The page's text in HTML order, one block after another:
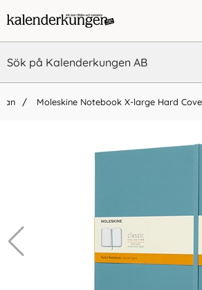
Moleskine Notebook X-large Hard
Vi